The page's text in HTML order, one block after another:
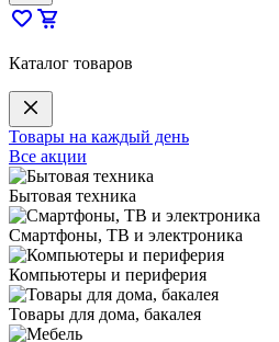
Каталог товаров
Товары на каждый день
Все акции
Бытовая техника
Смартфоны, ТВ и электроника
Компьютеры и периферия
Товары для дома, бакалея